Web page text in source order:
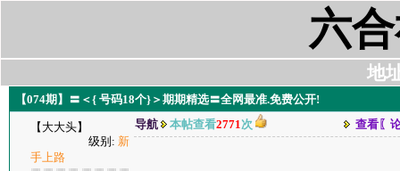
六
地
【074期】〓＜{ 号码18个}＞期期精选〓全网最准.免费公开!
【大大头】
级别: 新
手上路
导航 本帖查看2771次 查看〖